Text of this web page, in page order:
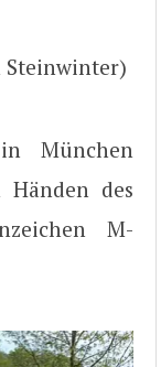
Steinwinter)
München
des
M-